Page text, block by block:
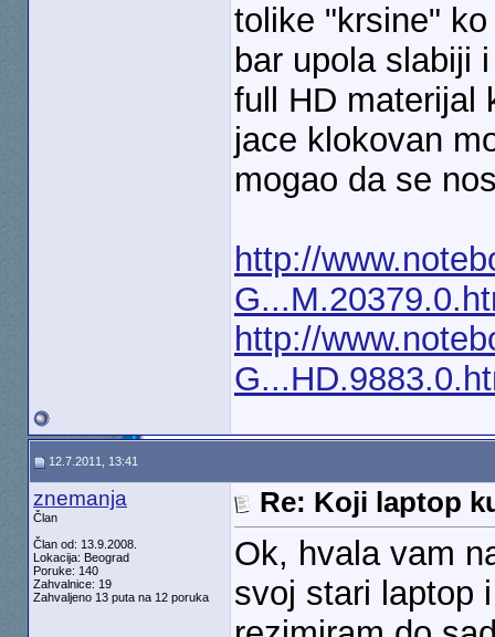
tolike "krsine"
bar upola slabiji
full HD materijal
jace klokovan
mogao da se
http://
http://
12.7.2011, 13:41
znemanja
Član
Član od: 13.9.2008.
Lokacija: Beograd
Poruke: 140
Zahvalnice: 19
Zahvaljeno 13 puta na 12 poruka
Re: Koji laptop
Ok, hvala vam
svoj stari laptop